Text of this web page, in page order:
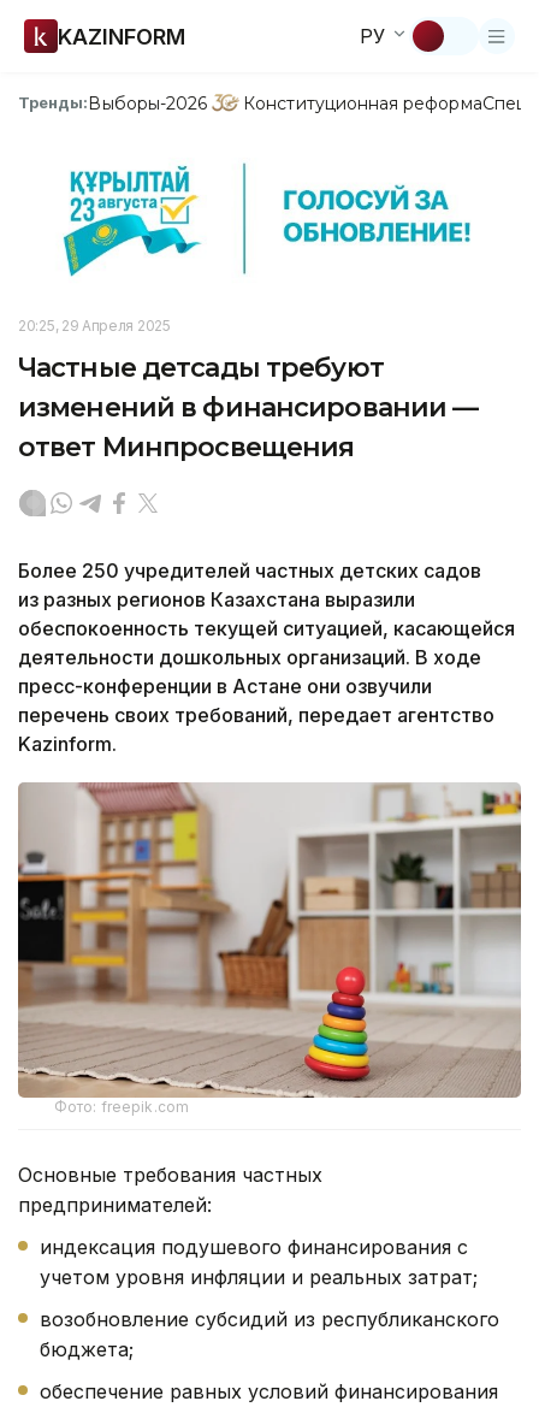
KAZINFORM РУ
Тренды:Выборы-2026 Конституционная реформа
20:25, 29 Апреля 2025
Частные детсады требуют
изменений в финансировании —
ответ Минпросвещения
Более 250 учредителей частных детских садов
из разных регионов Казахстана выразили
обеспокоенность текущей ситуацией, касающейся
деятельности дошкольных организаций. В ходе
пресс-конференции в Астане они озвучили
перечень своих требований, передает агентство
Kazinform.
Фото: freepik.com
Основные требования частных
предпринимателей:
индексация подушевого финансирования с
учетом уровня инфляции и реальных затрат;
возобновление субсидий из республиканского
бюджета;
обеспечение равных условий финансирования